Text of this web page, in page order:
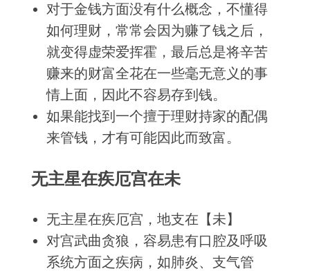
对于金钱方面没有什么概念，不懂得
如何理财，常常会因为赚了钱之后，
就变得虚荣爱挥霍，最后总是将辛苦
赚来的财富全花在一些毫无意义的事
情上面，因此不容易存到钱。
如果能找到一个擅于理财持家的配偶
来管钱，才有可能因此而致富。
无主星在疾厄宫在未
无主星在疾厄宫，地支在【未】
对宫武曲贪狼，容易患有口腔及呼吸
系统方面之疾病，如肺炎、支气管